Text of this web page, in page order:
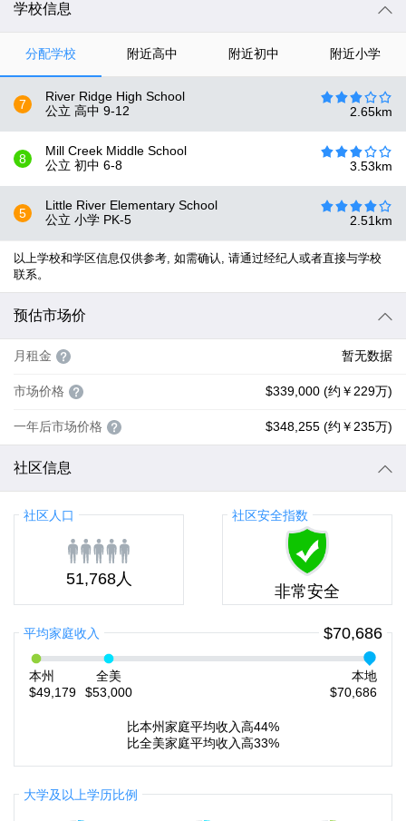
学校信息
分配学校 附近高中 附近初中 附近小学
7
River Ridge High School
公立 高中 9-12 2.65km
8
Mill Creek Middle School
公立 初中 6-8 3.53km
5
Little River Elementary School
公立 小学 PK-5 2.51 km
以上学校和学区信息仅供参考, 如需确认, 请通过经纪人或者直接与学校
联系。
预估市场价
月租金 暂无数据
市场价格 $339,000 (约￥229万)
一年后市场价格 $348,255 (约￥235万)
社区信息
社区人口
51,768人
社区安全指数
非常安全
平均家庭收入 $70,686
本州
$49,179
全美
$53,000
本地
$70,686
比本州家庭平均收入高44%
比全美家庭平均收入高33%
大学及以上学历比例